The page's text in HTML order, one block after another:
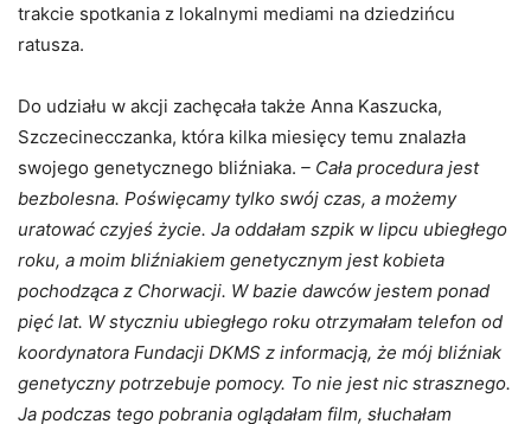
trakcie spotkania z lokalnymi mediami na dziedzińcu
ratusza.
Do udziału w akcji zachęcała także Anna Kaszucka,
Szczecinecczanka, która kilka miesięcy temu znalazła
swojego genetycznego bliźniaka. – Cała procedura jest
bezbolesna. Poświęcamy tylko swój czas, a możemy
uratować czyjeś życie. Ja oddałam szpik w lipcu ubiegłego
roku, a moim bliźniakiem genetycznym jest kobieta
pochodząca z Chorwacji. W bazie dawców jestem ponad
pięć lat. W styczniu ubiegłego roku otrzymałam telefon od
koordynatora Fundacji DKMS z informacją, że mój bliźniak
genetyczny potrzebuje pomocy. To nie jest nic strasznego.
Ja podczas tego pobrania oglądałam film, słuchałam